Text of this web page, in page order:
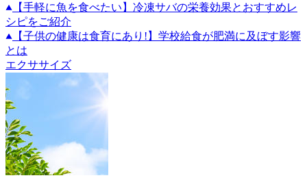
【手軽に魚を食べたい】冷凍サバの栄養効果とおすすめレ
シピをご紹介
【子供の健康は食育にあり!】学校給食が肥満に及ぼす影響
とは
エクササイズ